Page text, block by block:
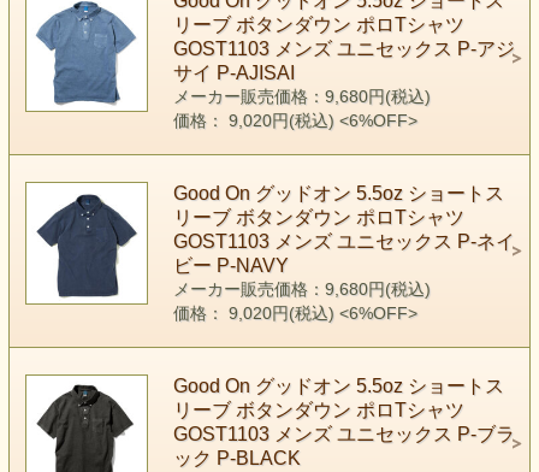
リーブ ボタンダウン ポロTシャツ
GOST1103 メンズ ユニセックス P-アジ
サイ P-AJISAI
メーカー販売価格：9,680円(税込)
価格： 9,020円(税込) <6%OFF>
Good On グッドオン 5.5oz ショートス
リーブ ボタンダウン ポロTシャツ
GOST1103 メンズ ユニセックス P-ネイ
ビー P-NAVY
メーカー販売価格：9,680円(税込)
価格： 9,020円(税込) <6%OFF>
Good On グッドオン 5.5oz ショートス
リーブ ボタンダウン ポロTシャツ
GOST1103 メンズ ユニセックス P-ブラ
ック P-BLACK